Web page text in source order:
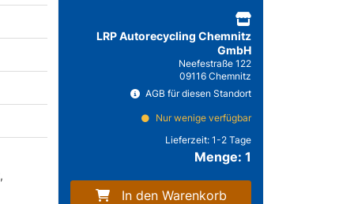
LRP Autorecycling Chemnitz
GmbH
Neefestraße 122
09116 Chemnitz
AGB für diesen Standort
Nur wenige verfügbar
Lieferzeit: 1-2 Tage
Menge: 1
In den Warenkorb